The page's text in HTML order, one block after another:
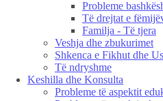
Probleme
Të drejtat e
Familja - Të tjera
Veshja dhe zbukurimet
Shkenca e Fikhut dhe
Të ndryshme
Keshilla dhe Konsulta
Probleme të aspektit